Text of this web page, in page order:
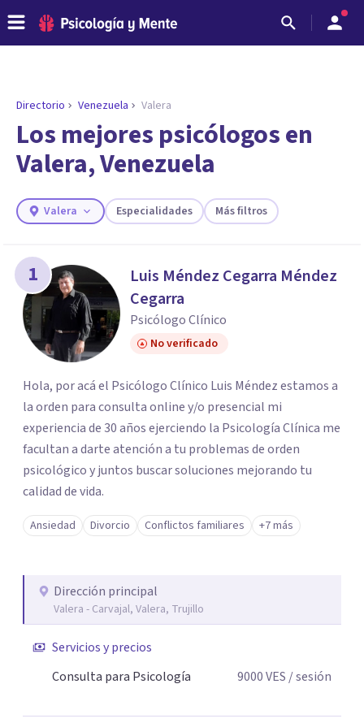
ENCONTRAR MI TERAPEUTA
¿Necesitas ayuda para encontrar el
psicólogo adecuado?
Responde a unas breves preguntas y te ofreceremos
necesidades.
Directorio Venezuela Valera
Los mejores psicólogos en
Valera, Venezuela
Valera Especialidades Más filtros
1
Luis Méndez Cegarra Méndez
Cegarra
Psicólogo Clínico
No verificado
Hola, por acá el Psicólogo Clínico Luis Méndez estamos a
la orden para consulta online y/o presencial mi
experiencia de 30 años ejerciendo la Psicología Clínica me
facultan a darte atención a tu problemas de orden
psicológico y juntos buscar soluciones mejorando tu
calidad de vida.
Ansiedad Divorcio Conflictos familiares +7 más
Dirección principal
Valera - Carvajal, Valera, Trujillo
Servicios y precios
Consulta para Psicología
9000VES / sesión